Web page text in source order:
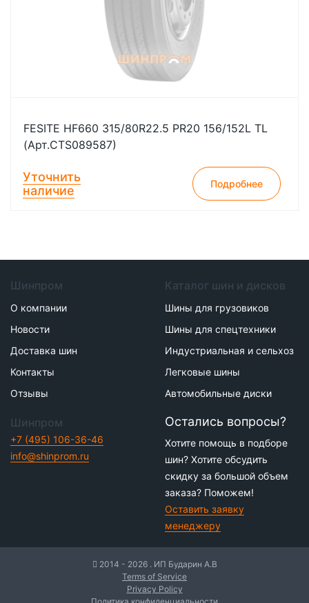
FESITE HF660 315/80R22.5 PR20 156/152L TL
(Арт.CTS089587)
Уточнить
наличие
Подробнее
Шинпром
О компании
Новости
Доставка шин
Контакты
Отзывы
Каталог шин и дисков
Шины для грузовиков
Шины для спецтехники
Индустриальная и сельхоз
Легковые шины
Автомобильные диски
Шинпром
+7 (495) 106-36-46
info@shinprom.ru
Остались вопросы?
Хотите помощь в подборе
шин? Хотите обсудить
скидку за большой объем
заказа? Поможем!
Оставить заявку
менеджеру
2014 - 2026 . ИП Бударин А.В
Terms of Service
Privacy Policy